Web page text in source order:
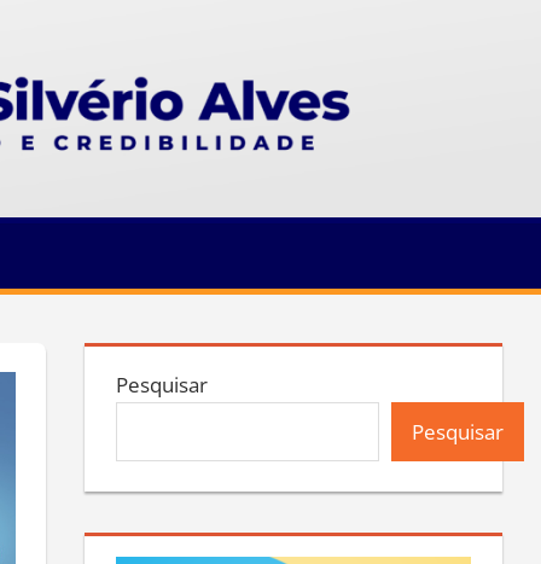
Pesquisar
Pesquisar